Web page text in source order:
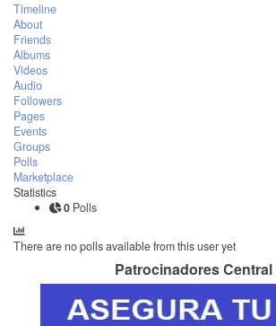
Timeline
About
Friends
Albums
Videos
Audio
Followers
Pages
Events
Groups
Polls
Marketplace
Statistics
0 Polls
There are no polls available from this user yet
Patrocinadores Central